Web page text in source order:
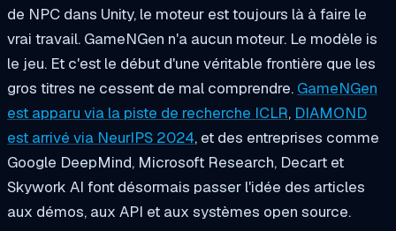
de NPC dans Unity, le moteur est toujours là à faire le
vrai travail. GameNGen n'a aucun moteur. Le modèle is
le jeu. Et c'est le début d'une véritable frontière que les
gros titres ne cessent de mal comprendre. GameNGen
est apparu via la piste de recherche ICLR, DIAMOND
est arrivé via NeurIPS 2024, et des entreprises comme
Google DeepMind, Microsoft Research, Decart et
Skywork AI font désormais passer l'idée des articles
aux démos, aux API et aux systèmes open source.